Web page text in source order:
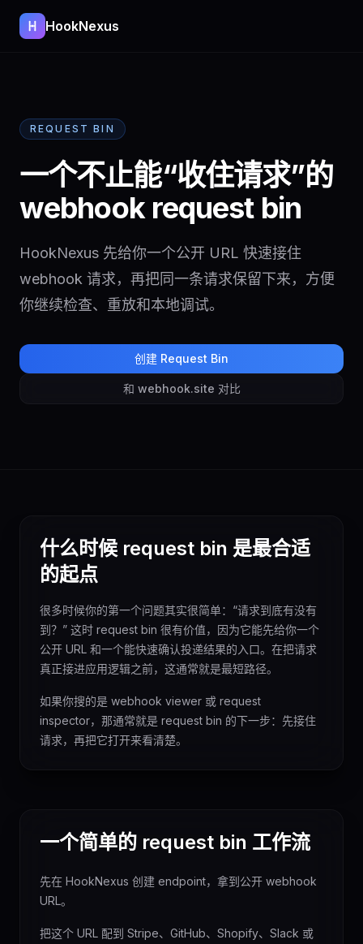
HookNexus
REQUEST BIN
一个不止能“收住请求”的
webhook request bin
HookNexus 先给你一个公开 URL 快速接住
webhook 请求，再把同一条请求保留下来，方便
你继续检查、重放和本地调试。
创建 Request Bin
和 webhook.site 对比
什么时候 request bin 是最合适
的起点
很多时候你的第一个问题其实很简单：“请求到底有没有
到？” 这时 request bin 很有价值，因为它能先给你一个
公开 URL 和一个能快速确认投递结果的入口。在把请求
真正接进应用逻辑之前，这通常就是最短路径。
如果你搜的是 webhook viewer 或 request
inspector，那通常就是 request bin 的下一步：先接住
请求，再把它打开来看清楚。
一个简单的 request bin 工作流
先在 HookNexus 创建 endpoint，拿到公开 webhook
URL。
把这个 URL 配到 Stripe、GitHub、Shopify、Slack 或